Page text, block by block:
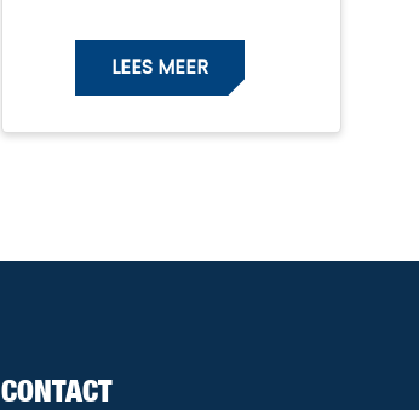
LEES MEER
CONTACT